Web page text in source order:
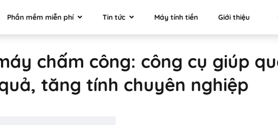
Phần mềm miễn phí Tin tức Máy tính tiền Giới thiệu
chấm công: công cụ giúp
tăng tính chuyên nghiệp